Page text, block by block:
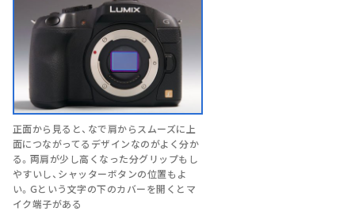
正面から見ると、なで肩からスムーズに上
面につながってるデザインなのがよく分か
る。両肩が少し高くなった分グリップもし
やすいし、シャッターボタンの位置もよ
い。Gという文字の下のカバーを開くとマ
イク端子がある